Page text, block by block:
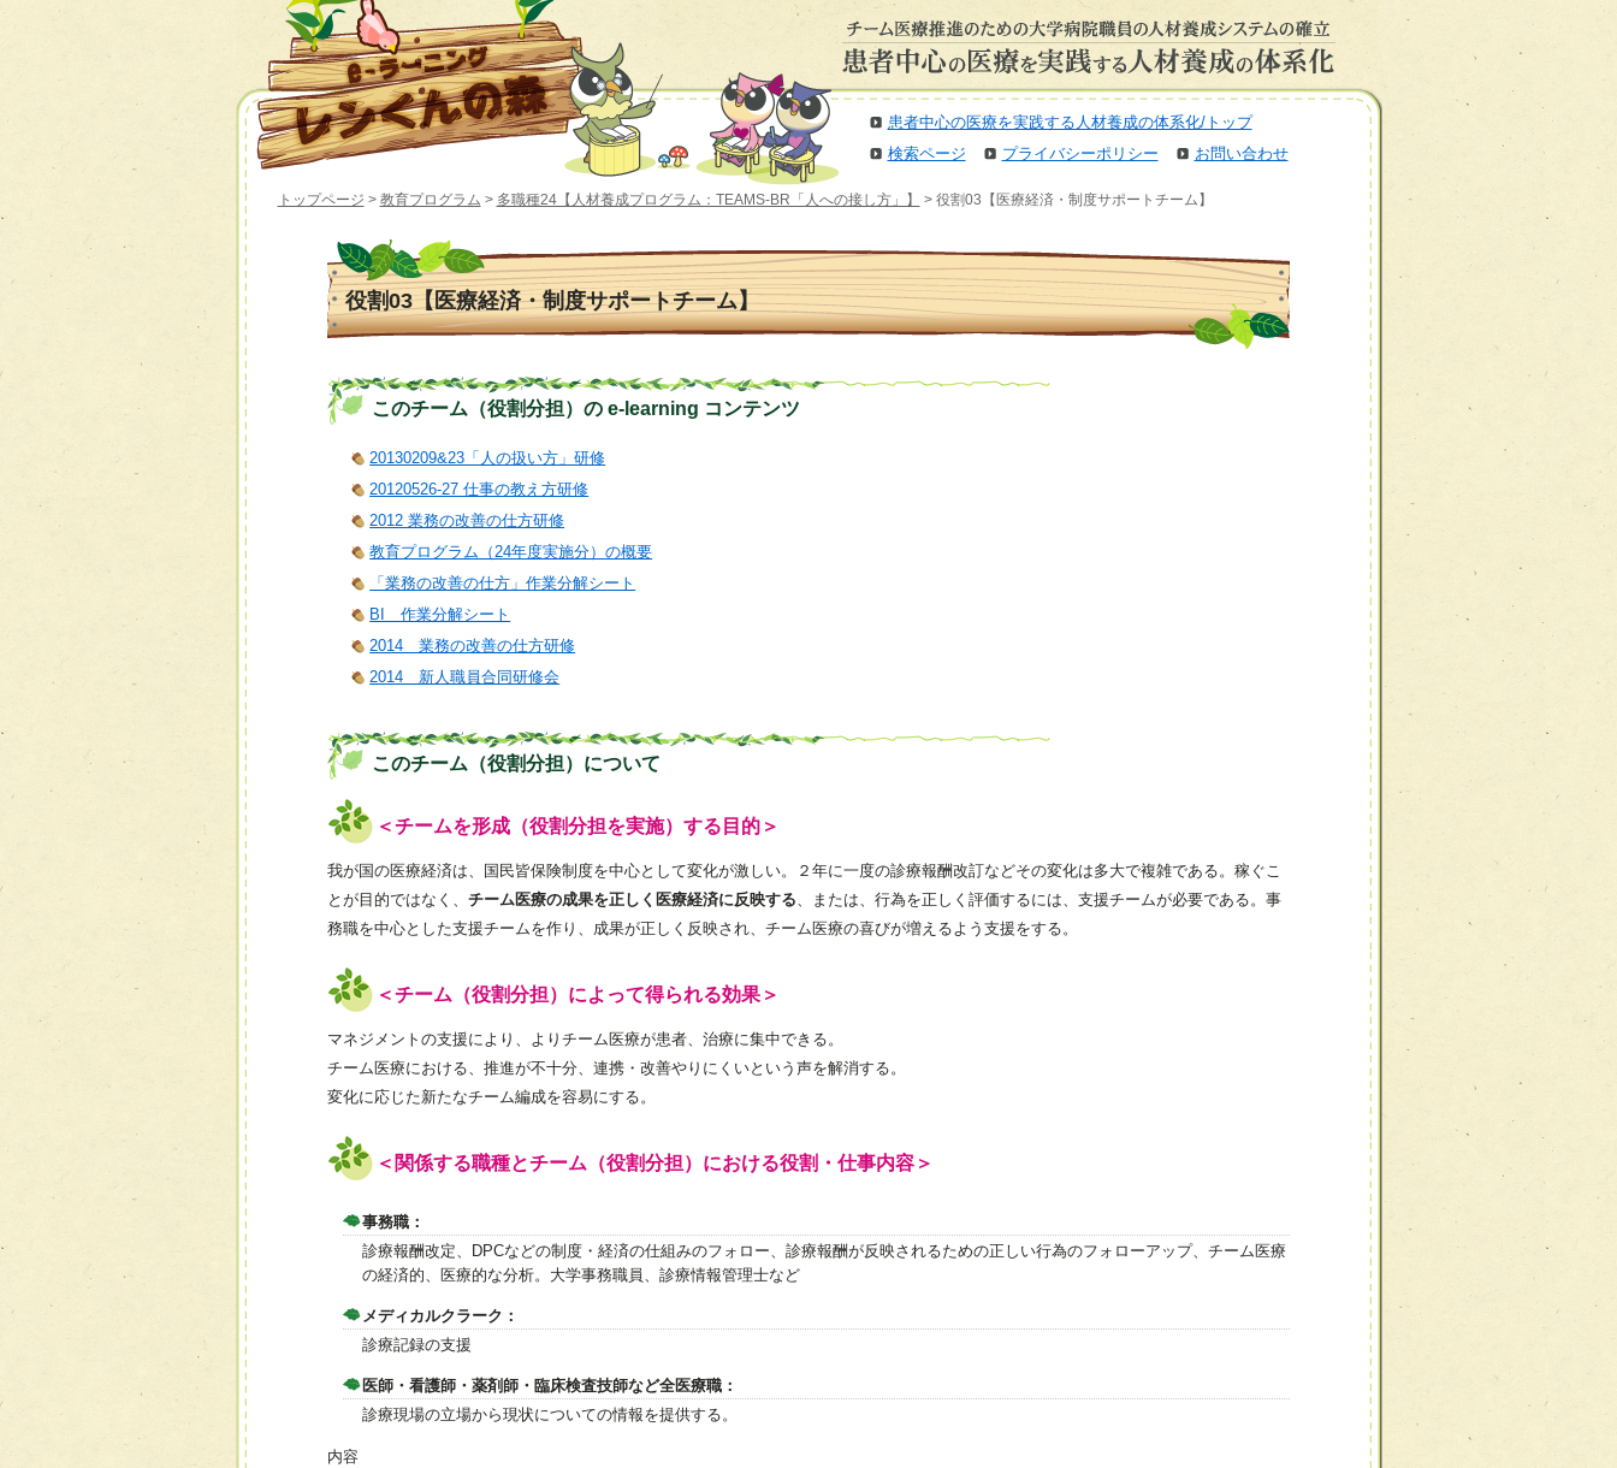
患者中心の医療を実践する人材養成の体系化/トップ
検索ページ
プライバシーポリシー お問い合わせ
トップページ > 教育プログラム > 多職種24【人材養成プログラム：TEAMS-BR「人への接し方」】 > 役割03【医療経済・制度サポートチーム】
役割03【医療経済・制度サポートチーム】
このチーム（役割分担）の e-learning コンテンツ
20130209&23「人の扱い方」研修
20120526-27 仕事の教え方研修
2012 業務の改善の仕方研修
教育プログラム（24年度実施分）の概要
「業務の改善の仕方」作業分解シート
BI 作業分解シート
2014 業務の改善の仕方研修
2014 新人職員合同研修会
このチーム（役割分担）について
＜チームを形成（役割分担を実施）する目的＞
我が国の医療経済は、国民皆保険制度を中心として変化が激しい。２年に一度の診療報酬改訂などその変化は多大で複雑である。稼ぐこ
とが目的ではなく、 チーム医療の成果を正しく医療経済に反映する 、または、行為を正しく評価するには、支援チームが必要である。事
務職を中心とした支援チームを作り、成果が正しく反映され、チーム医療の喜びが増えるよう支援をする。
＜チーム（役割分担）によって得られる効果＞
マネジメントの支援により、よりチーム医療が患者、治療に集中できる。
チーム医療における、推進が不十分、連携・改善やりにくいという声を解消する。
変化に応じた新たなチーム編成を容易にする。
＜関係する職種とチーム（役割分担）における役割・仕事内容＞
事務職：
診療報酬改定、DPCなどの制度・経済の仕組みのフォロー、診療報酬が反映されるための正しい行為のフォローアップ、チーム医療
の経済的、医療的な分析。大学事務職員、診療情報管理士など
メディカルクラーク：
診療記録の支援
医師・看護師・薬剤師・臨床検査技師など全医療職：
診療現場の立場から現状についての情報を提供する。
内容